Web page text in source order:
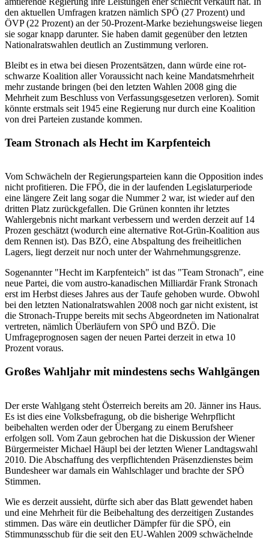
den aktuellen Umfragen kratzen nämlich SPÖ (27 Prozent) und
ÖVP (22 Prozent) an der 50-Prozent-Marke beziehungsweise liegen
sie sogar knapp darunter. Sie haben damit gegenüber den letzten
Nationalratswahlen deutlich an Zustimmung verloren.
Bleibt es in etwa bei diesen Prozentsätzen, dann würde eine rot-
schwarze Koalition aller Voraussicht nach keine Mandatsmehrheit
mehr zustande bringen (bei den letzten Wahlen 2008 ging die
Mehrheit zum Beschluss von Verfassungsgesetzen verloren). Somit
könnte erstmals seit 1945 eine Regierung nur durch eine Koalition
von drei Parteien zustande kommen.
Team Stronach als Hecht im Karpfenteich
Vom Schwächeln der Regierungsparteien kann die Opposition indes
nicht profitieren. Die FPÖ, die in der laufenden Legislaturperiode
eine längere Zeit lang sogar die Nummer 2 war, ist wieder auf den
dritten Platz zurückgefallen. Die Grünen konnten ihr letztes
Wahlergebnis nicht markant verbessern und werden derzeit auf 14
Prozen geschätzt (wodurch eine alternative Rot-Grün-Koalition aus
dem Rennen ist). Das BZÖ, eine Abspaltung des freiheitlichen
Lagers, liegt derzeit nur noch unter der Wahrnehmungsgrenze.
Sogenannter "Hecht im Karpfenteich" ist das "Team Stronach", eine
neue Partei, die vom austro-kanadischen Milliardär Frank Stronach
erst im Herbst dieses Jahres aus der Taufe gehoben wurde. Obwohl
bei den letzten Nationalratswahlen 2008 noch gar nicht existent, ist
die Stronach-Truppe bereits mit sechs Abgeordneten im Nationalrat
vertreten, nämlich Überläufern von SPÖ und BZÖ. Die
Umfrageprognosen sagen der neuen Partei derzeit in etwa 10
Prozent voraus.
Großes Wahljahr mit mindestens sechs Wahlgängen
Der erste Wahlgang steht Österreich bereits am 20. Jänner ins Haus.
Es ist dies eine Volksbefragung, ob die bisherige Wehrpflicht
beibehalten werden oder der Übergang zu einem Berufsheer
erfolgen soll. Vom Zaun gebrochen hat die Diskussion der Wiener
Bürgermeister Michael Häupl bei der letzten Wiener Landtagswahl
2010. Die Abschaffung des verpflichtenden Präsenzdienstes beim
Bundesheer war damals ein Wahlschlager und brachte der SPÖ
Stimmen.
Wie es derzeit aussieht, dürfte sich aber das Blatt gewendet haben
und eine Mehrheit für die Beibehaltung des derzeitigen Zustandes
stimmen. Das wäre ein deutlicher Dämpfer für die SPÖ, ein
Stimmungsschub für die seit den EU-Wahlen 2009 schwächelnde